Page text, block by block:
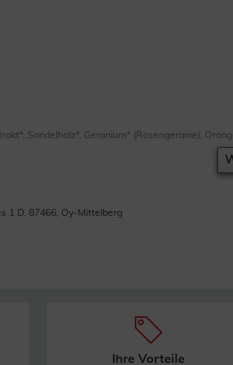
Sandelholz*, Geranium* (Rosengeranie),
1 D. 87466, Oy-Mittelberg
Ihre Vorteile